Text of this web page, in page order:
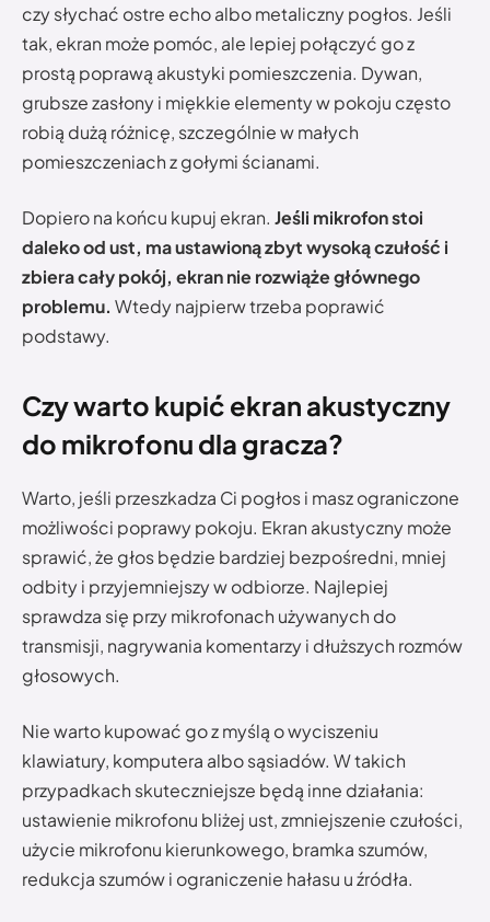
czy słychać ostre echo albo metaliczny pogłos. Jeśli
tak, ekran może pomóc, ale lepiej połączyć go z
prostą poprawą akustyki pomieszczenia. Dywan,
grubsze zasłony i miękkie elementy w pokoju często
robią dużą różnicę, szczególnie w małych
pomieszczeniach z gołymi ścianami.
Dopiero na końcu kupuj ekran. Jeśli mikrofon stoi
daleko od ust, ma ustawioną zbyt wysoką czułość i
zbiera cały pokój, ekran nie rozwiąże głównego
problemu. Wtedy najpierw trzeba poprawić
podstawy.
Czy warto kupić ekran akustyczny
do mikrofonu dla gracza?
Warto, jeśli przeszkadza Ci pogłos i masz ograniczone
możliwości poprawy pokoju. Ekran akustyczny może
sprawić, że głos będzie bardziej bezpośredni, mniej
odbity i przyjemniejszy w odbiorze. Najlepiej
sprawdza się przy mikrofonach używanych do
transmisji, nagrywania komentarzy i dłuższych rozmów
głosowych.
Nie warto kupować go z myślą o wyciszeniu
klawiatury, komputera albo sąsiadów. W takich
przypadkach skuteczniejsze będą inne działania:
ustawienie mikrofonu bliżej ust, zmniejszenie czułości,
użycie mikrofonu kierunkowego, bramka szumów,
redukcja szumów i ograniczenie hałasu u źródła.